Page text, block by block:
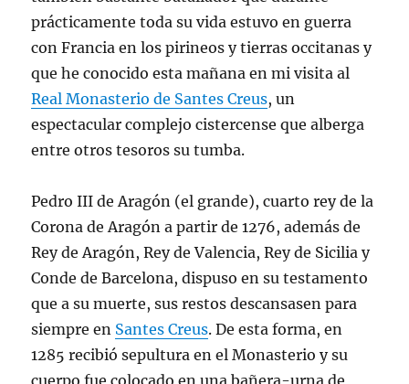
prácticamente toda su vida estuvo en guerra
con Francia en los pirineos y tierras occitanas y
que he conocido esta mañana en mi visita al
Real Monasterio de Santes Creus, un
espectacular complejo cistercense que alberga
entre otros tesoros su tumba.
Pedro III de Aragón (el grande), cuarto rey de la
Corona de Aragón a partir de 1276, además de
Rey de Aragón, Rey de Valencia, Rey de Sicilia y
Conde de Barcelona, dispuso en su testamento
que a su muerte, sus restos descansasen para
siempre en Santes Creus. De esta forma, en
1285 recibió sepultura en el Monasterio y su
cuerpo fue colocado en una bañera-urna de